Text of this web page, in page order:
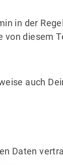
in der
von diesem
auch
Daten